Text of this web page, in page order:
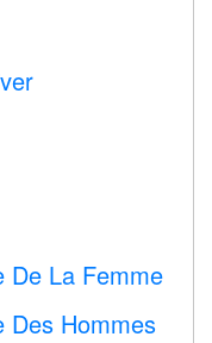
De La Femme
Des Hommes